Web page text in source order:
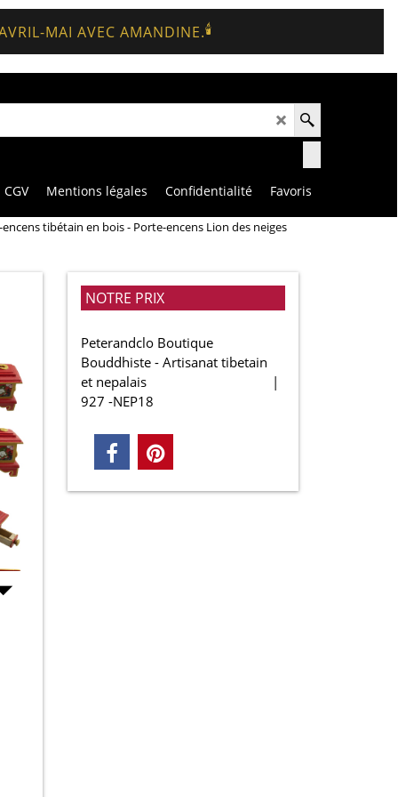
MAI AVEC AMANDINE.🕯️
CGV Mentions légales Confidentialité Favoris
tibétain en bois - Porte-encens Lion des neiges
NOTRE PRIX
Peterandclo Boutique
Bouddhiste - Artisanat tibetain
et nepalais
927 -NEP18